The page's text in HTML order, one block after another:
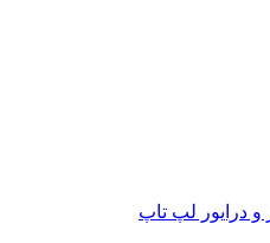
و درایور لپ تاپ